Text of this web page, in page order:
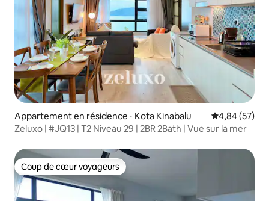
Appartement en résidence ⋅ Kota Kinabalu Évaluation
4,84 (57)
Zeluxo | #JQ13 | T2 Niveau 29 | 2BR 2Bath | Vue sur la mer
Coup de cœur voyageurs
Coup de cœur voyageurs